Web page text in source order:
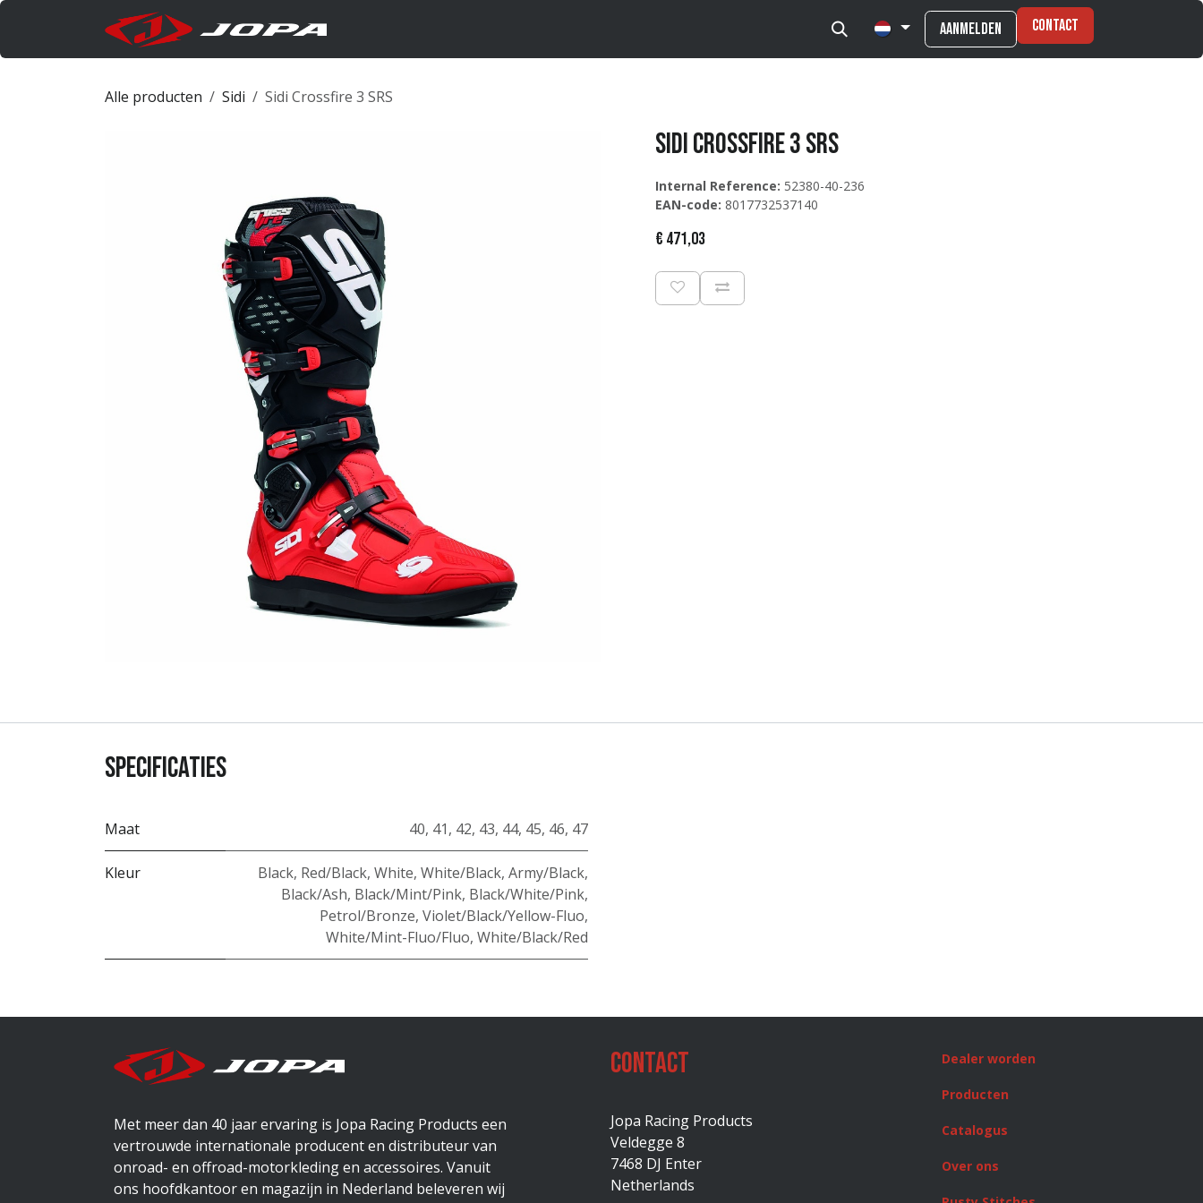
Overslaan naar inhoud
Aanmelden Contact
Alle producten Sidi Sidi Crossfire 3 SRS
Sidi Crossfire 3 SRS
Internal Reference: 52380-40-236
EAN-code: 8017732537140
€ 471,03
Specificaties
Maat 40, 41, 42, 43, 44, 45, 46, 47
Kleur Black, Red/Black, White, White/Black, Army/Black,
Black/Ash, Black/Mint/Pink, Black/White/Pink,
Petrol/Bronze, Violet/Black/Yellow-Fluo,
White/Mint-Fluo/Fluo, White/Black/Red
Met meer dan 40 jaar ervaring is Jopa Racing Products een
vertrouwde internationale producent en distributeur van
onroad- en offroad-motorkleding en accessoires. Vanuit
ons hoofdkantoor en magazijn in Nederland beleveren wij
Contact
Jopa Racing Products
Veldegge 8
7468 DJ Enter
Netherlands
Dealer worden
Producten
Catalogus
Over ons